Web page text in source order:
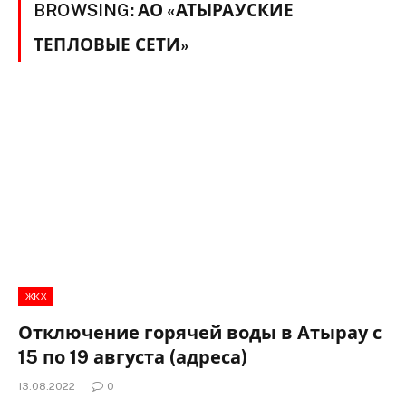
BROWSING:АО «АТЫРАУСКИЕ
ТЕПЛОВЫЕ СЕТИ»
ЖКХ
Отключение горячей воды в Атырау с
15 по 19 августа (адреса)
13.08.2022 0